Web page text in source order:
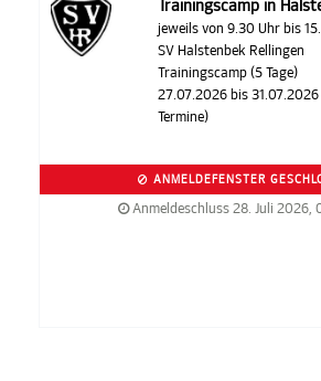
Trainingscamp in
jeweils von 9.30 Uhr bis
SV Halstenbek Rellingen
Trainingscamp (5 Tage)
27.07.2026 bis
Termine)
ANMELDEFENSTER
Anmeldeschluss 28. Juli 2026,